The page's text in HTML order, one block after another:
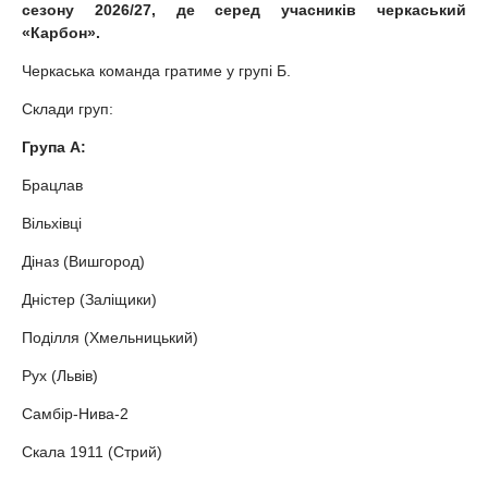
сезону 2026/27, де серед учасників черкаський
«Карбон».
Черкаська команда гратиме у групі Б.
Склади груп:
Група А:
Брацлав
Вільхівці
Діназ (Вишгород)
Дністер (Заліщики)
Поділля (Хмельницький)
Рух (Львів)
Самбір-Нива-2
Скала 1911 (Стрий)